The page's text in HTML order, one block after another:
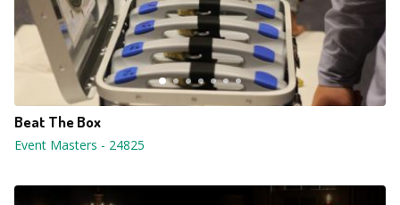
Beat The Box
Event Masters - 24825